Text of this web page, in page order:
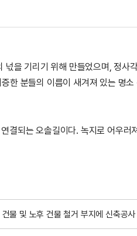
기리기 위해 만들었으며, 정사
한 분들의 이름이 새겨져 있는 명소
되는 오솔길이다. 녹지로 어우러
물 및 노후 건물 철거 부지에 신축공사